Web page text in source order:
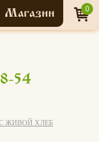
0
54
ЖИВОЙ ХЛЕБ